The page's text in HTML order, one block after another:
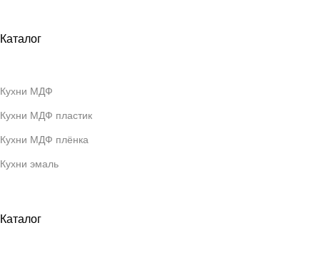
Каталог
Кухни МДФ
Кухни МДФ пластик
Кухни МДФ плёнка
Кухни эмаль
Каталог